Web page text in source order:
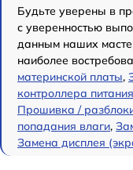
Будьте уверены в
с уверенностью
данным наших
наиболее
материнской платы,
контроллера питания
Прошивка /
попадания влаги,
Замена дисплея